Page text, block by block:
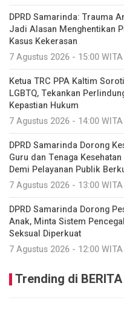
DPRD Samarinda: Trauma
Jadi Alasan Menghentikan
Kasus Kekerasan
7 Agustus 2026 - 15:00 WITA
Ketua TRC PPA Kaltim
LGBTQ, Tekankan
Kepastian Hukum
7 Agustus 2026 - 14:00 WITA
DPRD Samarinda Dorong
Guru dan Tenaga
Demi Pelayanan Publik
7 Agustus 2026 - 13:00 WITA
DPRD Samarinda Dorong
Anak, Minta Sistem
Seksual Diperkuat
7 Agustus 2026 - 12:00 WITA
Trending di